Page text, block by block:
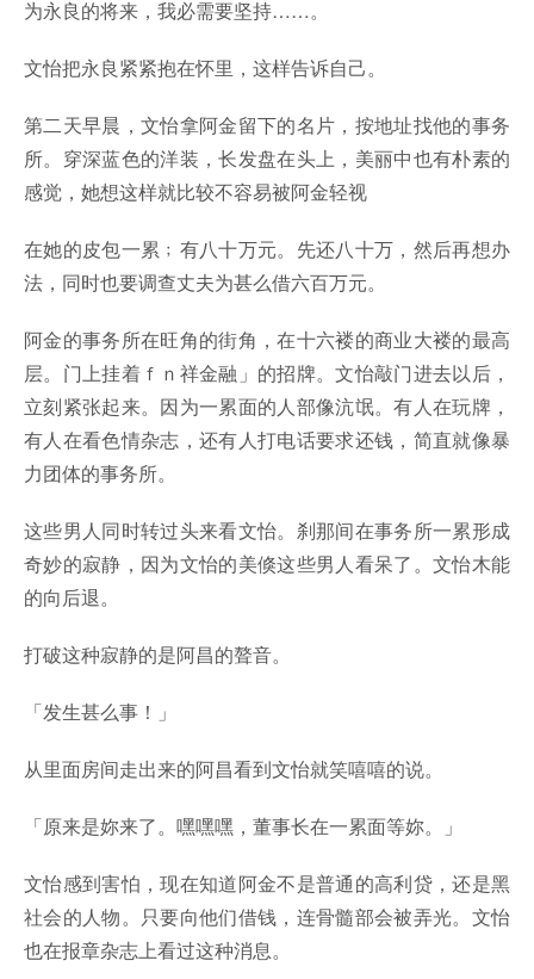
为永良的将来，我必需要坚持……。
文怡把永良紧紧抱在怀里，这样告诉自己。
第二天早晨，文怡拿阿金留下的名片，按地址找他的事务
所。穿深蓝色的洋装，长发盘在头上，美丽中也有朴素的
感觉，她想这样就比较不容易被阿金轻视
在她的皮包一累﹔有八十万元。先还八十万，然后再想办
法，同时也要调查丈夫为甚么借六百万元。
阿金的事务所在旺角的街角，在十六褛的商业大褛的最高
层。门上挂着ｆｎ祥金融」的招牌。文怡敲门进去以后，
立刻紧张起来。因为一累面的人部像沆氓。有人在玩牌，
有人在看色情杂志，还有人打电话要求还钱，简直就像暴
力团体的事务所。
这些男人同时转过头来看文怡。刹那间在事务所一累形成
奇妙的寂静，因为文怡的美倏这些男人看呆了。文怡木能
的向后退。
打破这种寂静的是阿昌的聱音。
「发生甚么事！」
从里面房间走出来的阿昌看到文怡就笑嘻嘻的说。
「原来是妳来了。嘿嘿嘿，董事长在一累面等妳。」
文怡感到害怕，现在知道阿金不是普通的高利贷，还是黑
社会的人物。只要向他们借钱，连骨髓部会被弄光。文怡
也在报章杂志上看过这种消息。